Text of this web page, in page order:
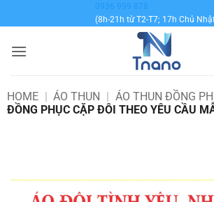
qua
dung
0936 999 878
(8h-21h từ T2-T7; 17h Chủ
HOME | ÁO THUN | ÁO THUN ĐỒNG
ĐỒNG PHỤC CẶP ĐÔI THEO YÊU CẦU